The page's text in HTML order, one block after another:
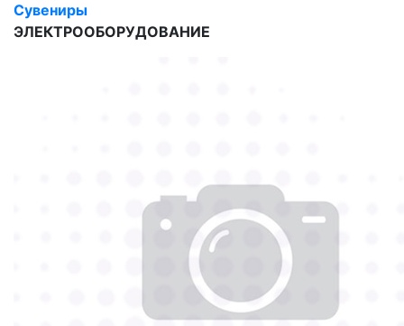
Сувениры
ЭЛЕКТРООБОРУДОВАНИЕ